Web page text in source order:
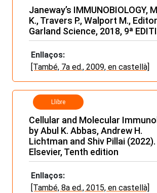
Janeway’s IMMUNOBIOLOGY,
K., Travers P., Walport M.,
Garland Science, 2018, 9ª
Enllaços:
[També, 7a ed., 2009, en castellà]
Llibre
Cellular and Molecular
by Abul K. Abbas, Andrew H.
Lichtman and Shiv Pillai (2022).
Elsevier, Tenth edition
Enllaços:
[També, 8a ed., 2015, en castellà]